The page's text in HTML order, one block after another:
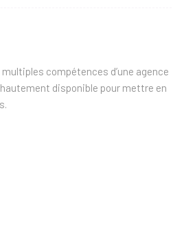
compétences d’une agence
disponible pour mettre en